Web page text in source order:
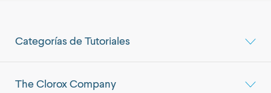
Categorías de Tutoriales
The Clorox Company